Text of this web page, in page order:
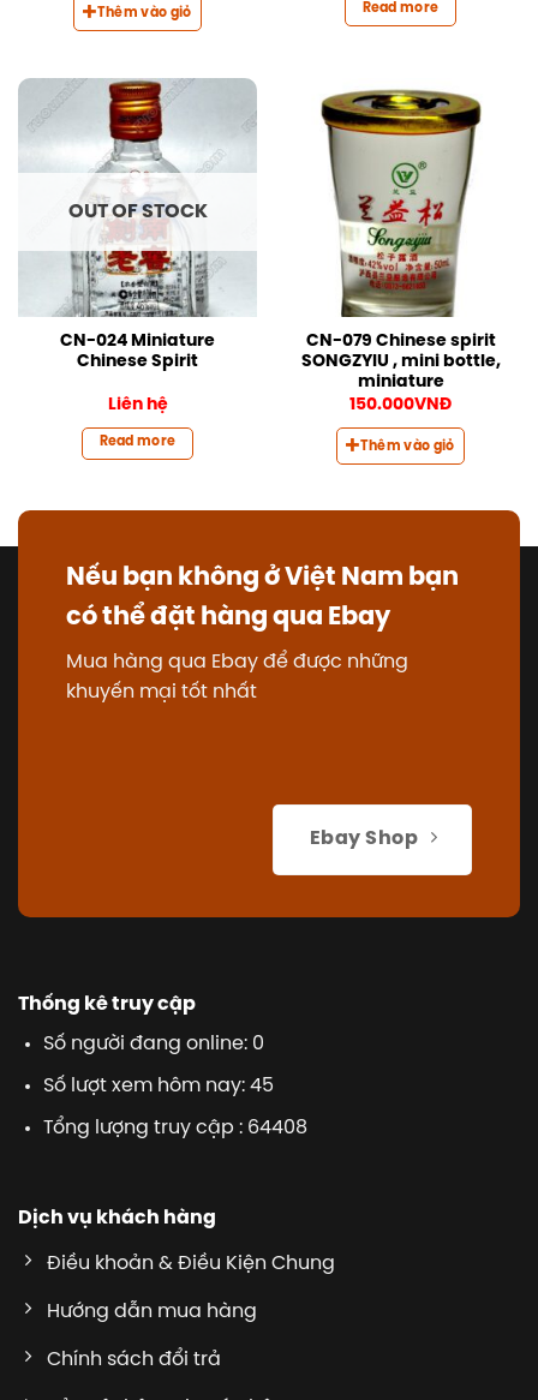
Thêm vào giỏ Read more
OUT OF STOCK
CN-024 Miniature
Chinese Spirit
Liên hệ
Read more
CN-079 Chinese spirit
SONGZYIU , mini bottle,
miniature
150.000VNĐ
Thêm vào giỏ
Nếu bạn không ở Việt Nam bạn
có thể đặt hàng qua Ebay
Mua hàng qua Ebay để được những
khuyến mại tốt nhất
Ebay Shop
Thống kê truy cập
Số người đang online: 0
Số lượt xem hôm nay: 45
Tổng lượng truy cập : 64408
Dịch vụ khách hàng
Điều khoản & Điều Kiện Chung
Hướng dẫn mua hàng
Chính sách đổi trả